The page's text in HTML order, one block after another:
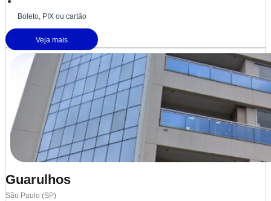
Boleto, PIX ou cartão
Veja mais
Guarulhos
São Paulo (SP)